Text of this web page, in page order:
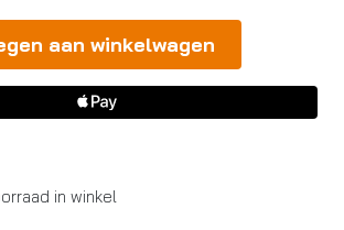
aan winkelwagen
in winkel